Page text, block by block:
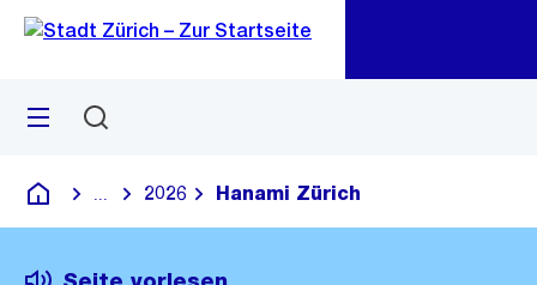
Navigation
Sprunglink
Menü
Deutsch
Blende alle Breadcrumbs ein
2026 Hanami Zürich